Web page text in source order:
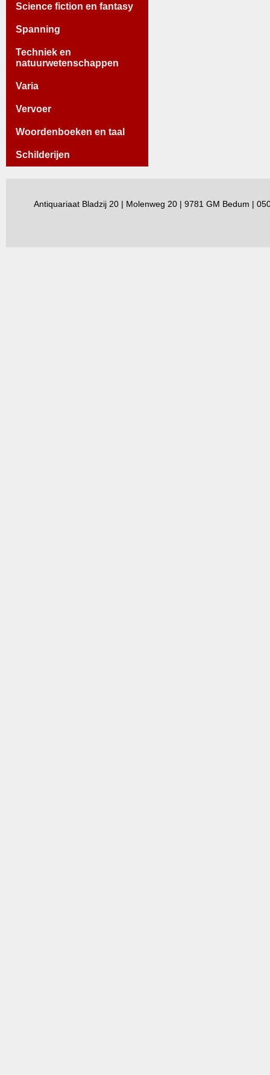
Science fiction en fantasy
Spanning
Techniek en
natuurwetenschappen
Varia
Vervoer
Woordenboeken en taal
Schilderijen
Antiquariaat Bladzij 20 | Molenweg 20 | 9781 GM Bedum |